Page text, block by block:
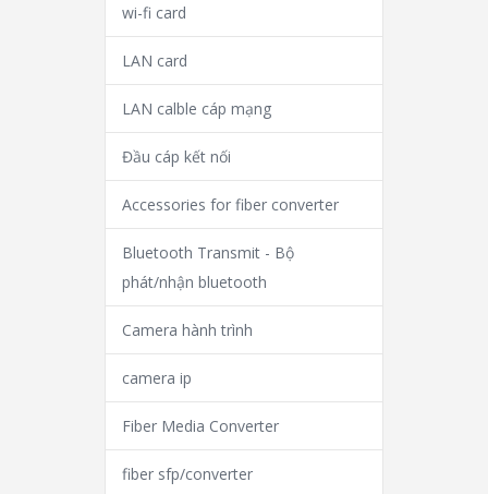
wi-fi card
LAN card
LAN calble cáp mạng
Đầu cáp kết nối
Accessories for fiber converter
Bluetooth Transmit - Bộ
phát/nhận bluetooth
Camera hành trình
camera ip
Fiber Media Converter
fiber sfp/converter